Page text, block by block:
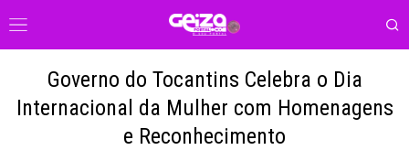
Governo do Tocantins Celebra o Dia
Internacional da Mulher com Homenagens
e Reconhecimento